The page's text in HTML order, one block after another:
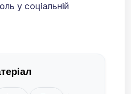
у соціальній